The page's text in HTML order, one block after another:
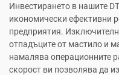
Инвестирането в нашите
икономически ефективни
предприятия.
отпадъците от мастило и
намалява операционните
скорост ви позволява да